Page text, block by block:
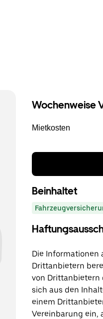
Wochenweise
Mietkosten
Beinhaltet
Die Informationen
Drittanbietern
von Drittanbietern
sich aus den
einem
Vereinbarung ein,